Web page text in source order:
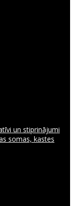
un stiprinājumi
somas, kastes